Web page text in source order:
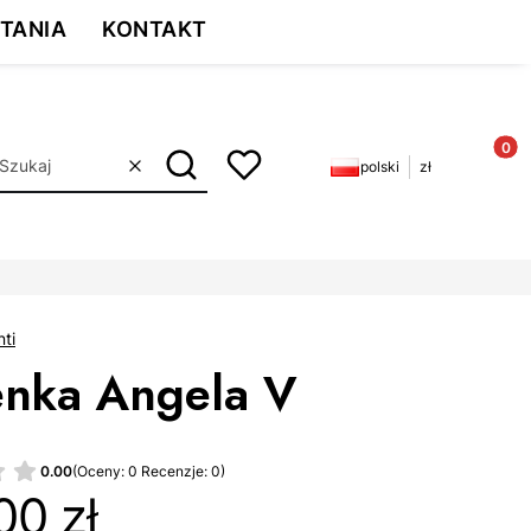
WyczyśćSzukaj polski zł
KONTAKT
Angela V
0.00(Oceny: 0 Recenzje: 0)
zł